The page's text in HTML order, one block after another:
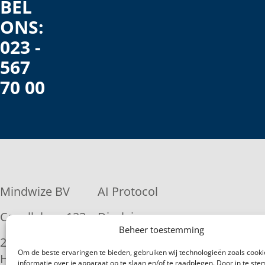
Beheer toestemming
Om de beste ervaringen te bieden, gebruiken wij technologieën zoals
informatie over je apparaat op te slaan en/of te raadplegen. Door in te
BEL
ONS:
023 -
567
70 00
Mindwize BV
Capellalaan 123
2132 JM
Hoofddorp
AI Protocol
Disclaimer
statement